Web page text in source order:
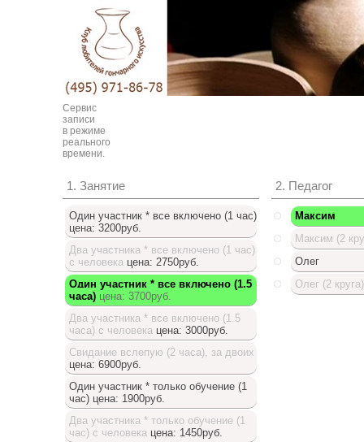
Сервис
записи
в режиме
реального
времени.
1. Занятие 2. Педагог
Один участник * все включено (1 час)
цена: 3200руб.
Два участника * все включено (1 час)
с человекацена: 2750руб.
Один участник * все включено (1.5
часа)цена: 3700руб.
Два участника * все включено (1.5
часа) с человекацена: 3000руб.
Свидание вслепую (2 часа), за двоих
цена: 6900руб.
Один участник * только обучение (1
час)цена: 1900руб.
Два участника * только обучение (1
час) с человекацена: 1450руб.
Максим
Максим (2
Олег
Олег (2 круга)